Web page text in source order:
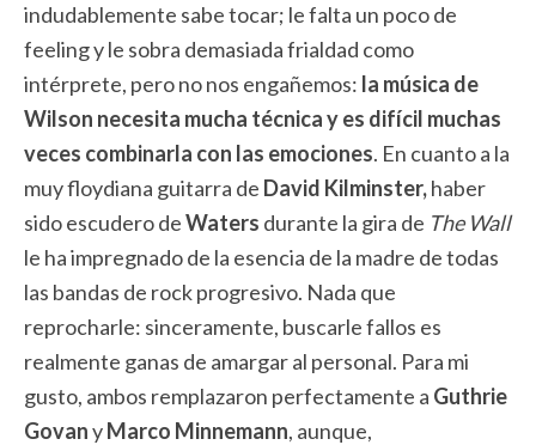
indudablemente sabe tocar; le falta un poco de
feeling y le sobra demasiada frialdad como
intérprete, pero no nos engañemos: la música de
Wilson necesita mucha técnica y es difícil muchas
veces combinarla con las emociones. En cuanto a la
muy floydiana guitarra de David Kilminster,haber
sido escudero deWaters durante la gira de The Wall
le ha impregnado de la esencia de la madre de todas
las bandas de rock progresivo. Nada que
reprocharle: sinceramente, buscarle fallos es
realmente ganas de amargar al personal. Para mi
gusto, ambos remplazaron perfectamente a Guthrie
GovanyMarco Minnemann, aunque,